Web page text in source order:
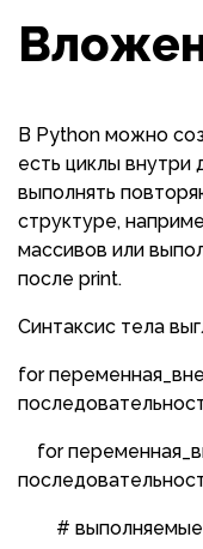
В Python можно
есть циклы внутри
выполнять
структуре,
массивов или
после print.
Синтаксис тела
for
for
# выполняемые